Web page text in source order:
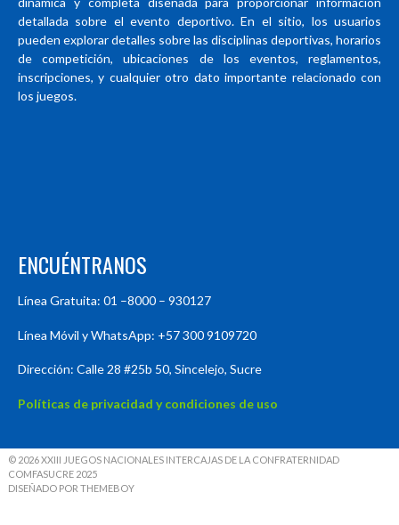
detallada sobre el evento deportivo. En el sitio, los usuarios
pueden explorar detalles sobre las disciplinas deportivas, horarios
de competición, ubicaciones de los eventos, reglamentos,
inscripciones, y cualquier otro dato importante relacionado con
los juegos.
ENCUÉNTRANOS
Línea Gratuita: 01 –8000 – 930127
Línea Móvil y WhatsApp: +57 300 9109720
Dirección: Calle 28 #25b 50, Sincelejo, Sucre
Políticas de privacidad y condiciones de uso
© 2026 XXIII JUEGOS NACIONALES INTERCAJAS DE LA CONFRATERNIDAD
COMFASUCRE 2025
DISEÑADO POR THEMEBOY